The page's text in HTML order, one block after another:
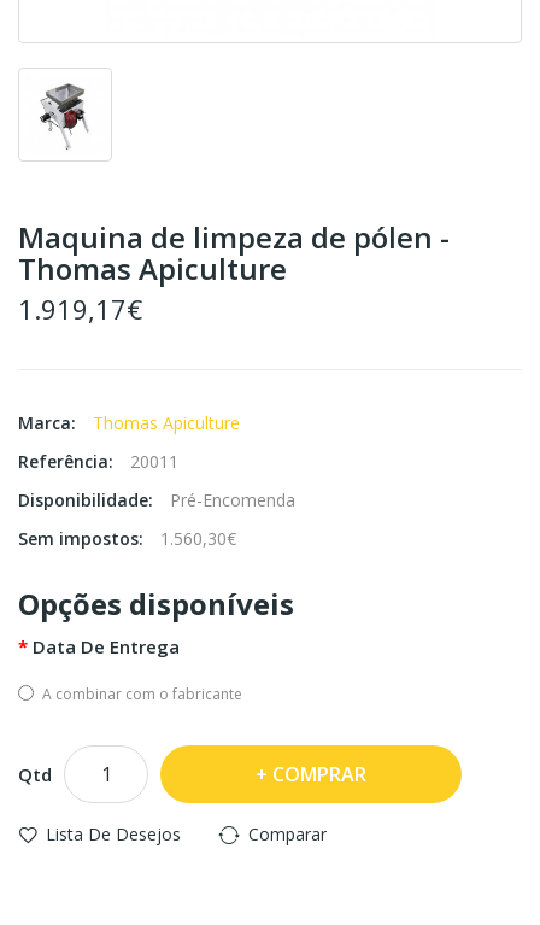
Maquina de limpeza de pólen -
Thomas Apiculture
1.919,17€
Marca:
Thomas Apiculture
Referência:
20011
Disponibilidade:
Pré-Encomenda
Sem impostos:
1.560,30€
Opções disponíveis
Data De Entrega
A combinar com o fabricante
Qtd COMPRAR
Lista De Desejos Comparar